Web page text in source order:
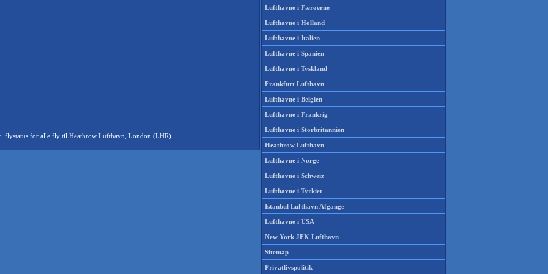
flystatus for alle fly til Heathrow Lufthavn, London (LHR).
Lufthavne i Færøerne
Lufthavne i Holland
Lufthavne i Italien
Lufthavne i Spanien
Lufthavne i Tyskland
Frankfurt Lufthavn
Lufthavne i Belgien
Lufthavne i Frankrig
Lufthavne i Storbritannien
Heathrow Lufthavn
Lufthavne i Norge
Lufthavne i Schweiz
Lufthavne i Tyrkiet
Istanbul Lufthavn Afgange
Lufthavne i USA
New York JFK Lufthavn
Sitemap
Privatlivspolitik